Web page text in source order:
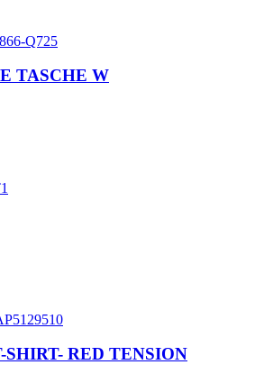
Q725
TASCHE W
SHIRT- RED TENSION